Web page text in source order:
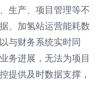
生产、项目管理等不
、加氢站运营能耗数
与财务系统实时同
务进展，无法为项目
提供及时数据支撑，